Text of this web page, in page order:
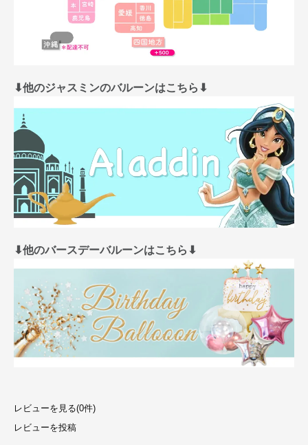
⬇︎他のジャスミンのバルーンはこちら⬇︎
⬇︎他のバースデーバルーンはこちら⬇︎
レビューを見る(0件)
レビューを投稿